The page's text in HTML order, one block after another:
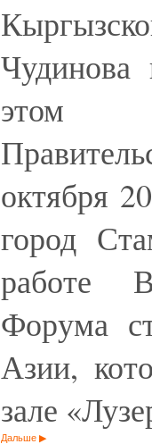
этом
октября
город
работе
Форума
Азии,
зале
Дальше